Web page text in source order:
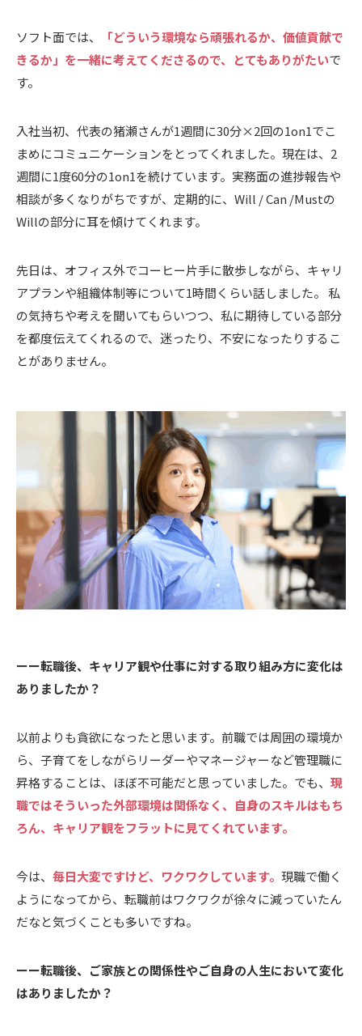
ソフト面では、
「どういう環境なら頑張れるか、価値貢献で
きるか」を一緒に考えてくださるので、とてもありがたいで
す。
入社当初、代表の猪瀬さんが1週間に30分×2回の1on1でこ
まめにコミュニケーションをとってくれました。現在は、2
週間に1度60分の1on1を続けています。実務面の進捗報告や
相談が多くなりがちですが、定期的に、Will / Can /Mustの
Willの部分に耳を傾けてくれます。
先日は、オフィス外でコーヒー片手に散歩しながら、キャリ
アプランや組織体制等について1時間くらい話しました。 私
の気持ちや考えを聞いてもらいつつ、私に期待している部分
を都度伝えてくれるので、迷ったり、不安になったりするこ
とがありません。
ーー転職後、キャリア観や仕事に対する取り組み方に変化は
ありましたか？
以前よりも貪欲になったと思います。前職では周囲の環境か
ら、子育てをしながらリーダーやマネージャーなど管理職に
昇格することは、ほぼ不可能だと思っていました。でも、 現
職ではそういった外部環境は関係なく、自身のスキルはもち
ろん、キャリア観をフラットに見てくれています。
今は、 毎日大変ですけど、ワクワクしています。 現職で働く
ようになってから、転職前はワクワクが徐々に減っていたん
だなと気づくことも多いですね。
ーー転職後、ご家族との関係性やご自身の人生において変化
はありましたか？